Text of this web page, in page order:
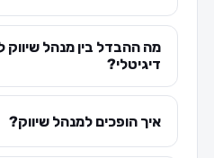
מה ההבדל בין מנהל שיווק
דיגיטלי?
איך הופכים למנהל שיווק?